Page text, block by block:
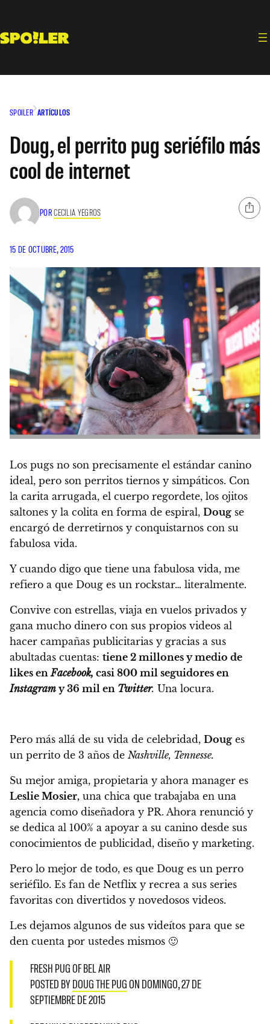
contenido
SPOILER ARTÍCULOS
Doug, el perrito pug seriéfilo más
cool de internet
PORCECILIA YEGROS
15 DE OCTUBRE, 2015
Los pugs no son precisamente el estándar canino
ideal, pero son perritos tiernos y simpáticos. Con
la carita arrugada, el cuerpo regordete, los ojitos
saltones y la colita en forma de espiral, Doug se
encargó de derretirnos y conquistarnos con su
fabulosa vida.
Y cuando digo que tiene una fabulosa vida, me
refiero a que Doug es un rockstar… literalmente.
Convive con estrellas, viaja en vuelos privados y
gana mucho dinero con sus propios videos al
hacer campañas publicitarias y gracias a sus
abultadas cuentas: tiene 2 millones y medio de
likes enFacebook, casi 800 mil seguidores en
Instagram y 36 mil en Twitter. Una locura.
Pero más allá de su vida de celebridad, Doug es
un perrito de 3 años de Nashville, Tennesse.
Su mejor amiga, propietaria y ahora manager es
Leslie Mosier, una chica que trabajaba en una
agencia como diseñadora y PR. Ahora renunció y
se dedica al 100% a apoyar a su canino desde sus
conocimientos de publicidad, diseño y marketing.
Pero lo mejor de todo, es que Doug es un perro
seriéfilo. Es fan de Netflix y recrea a sus series
favoritas con divertidos y novedosos videos.
Les dejamos algunos de sus videítos para que se
den cuenta por ustedes mismos 🙂
FRESH PUG OF BEL AIR
POSTED BYDOUG THE PUGON DOMINGO, 27 DE
SEPTIEMBRE DE 2015